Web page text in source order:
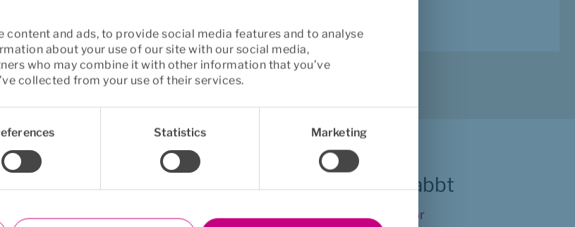
content and ads, to provide social media features and to analyse
about your use of our site with our social media,
who may combine it with other information that you’ve
collected from your use of their services.
Statistics Marketing
Om oss
Hitta snabbt
Vanliga frågor